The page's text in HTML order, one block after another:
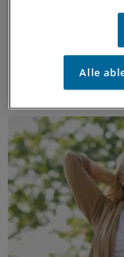
Aktuelle
Wirksamkeit
Real-World-
MIP
Alle